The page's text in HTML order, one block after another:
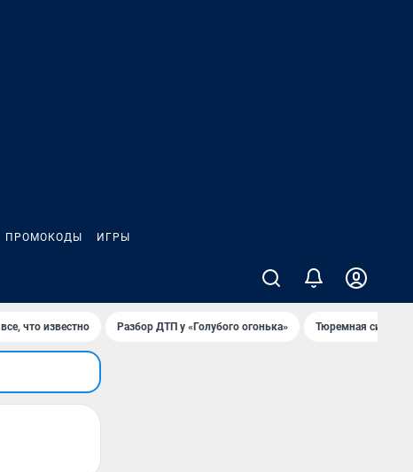
ПРОМОКОДЫ ИГРЫ
что известно Разбор ДТП у «Голубого огонька» Тюремная